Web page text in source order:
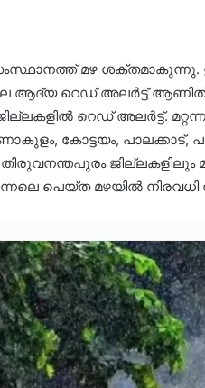
മഴ ശക്തമാകുന്നു.
റെഡ് അലർട്ട് ആണിത്.
റെഡ് അലർട്ട്.
കോട്ടയം, പാലക്കാട്,
ജില്ലകളിലും
പെയ്ത മഴയിൽ നിരവധി